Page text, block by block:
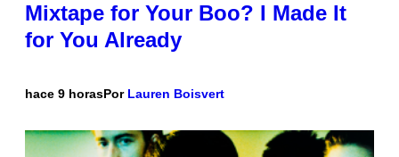
Mixtape for Your Boo? I Made It
for You Already
hace 9 horasPor Lauren Boisvert